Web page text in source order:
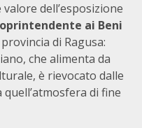
dell’esposizione
ai Beni
di Ragusa:
che alimenta da
è rievocato dalle
di fine